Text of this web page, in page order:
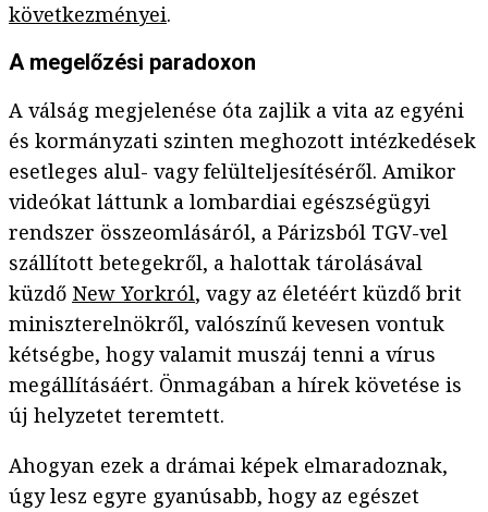
következményei.
A megelőzési paradoxon
A válság megjelenése óta zajlik a vita az egyéni
és kormányzati szinten meghozott intézkedések
esetleges alul- vagy felülteljesítéséről. Amikor
videókat láttunk a lombardiai egészségügyi
rendszer összeomlásáról, a Párizsból TGV-vel
szállított betegekről, a halottak tárolásával
küzdő New Yorkról, vagy az életéért küzdő brit
miniszterelnökről, valószínű kevesen vontuk
kétségbe, hogy valamit muszáj tenni a vírus
megállításáért. Önmagában a hírek követése is
új helyzetet teremtett.
Ahogyan ezek a drámai képek elmaradoznak,
úgy lesz egyre gyanúsabb, hogy az egészet